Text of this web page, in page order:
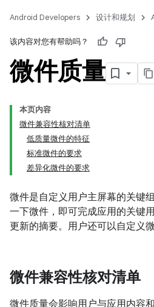
Android Developers 设计和规划
该内容对您有帮助吗？
微件质量
本页内容
微件兼容性核对清单
低质量微件的特征
标准微件的要求
差异化微件的要求
微件是自定义用户主屏幕的关键
一下微件，即可完成应用的关键
更新的摘要。用户还可以自定义
微件兼容性核对清单
微件质量会影响用户与应用内容